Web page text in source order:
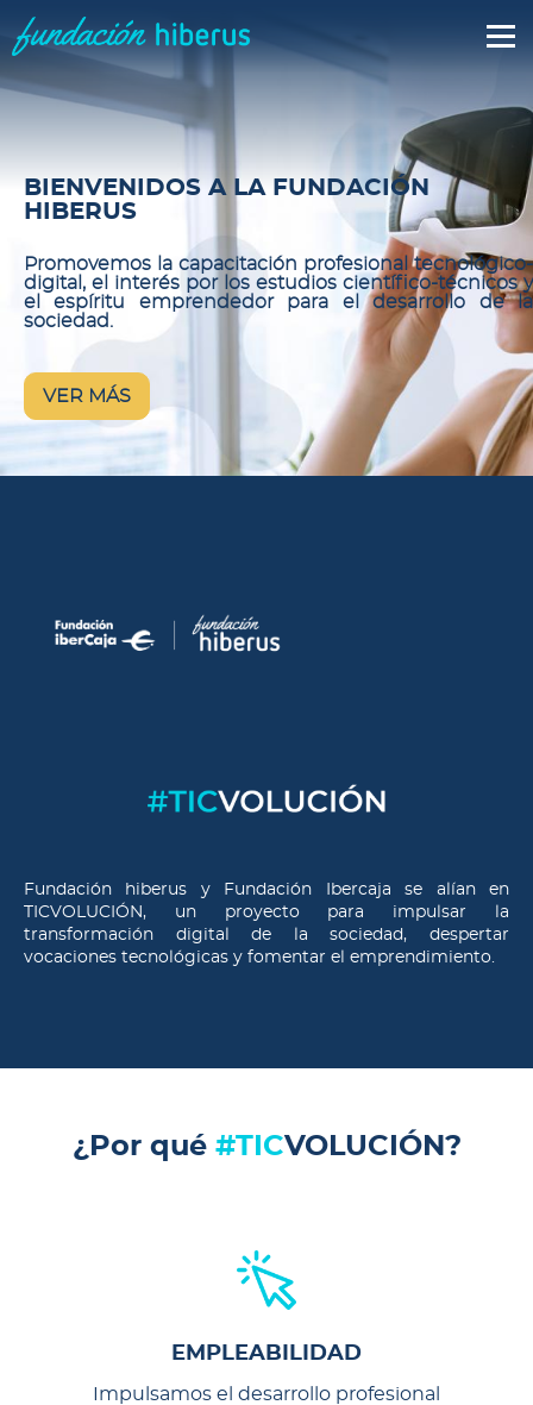
BIENVENIDOS A LA FUNDACIÓN
HIBERUS
Promovemos la capacitación profesional tecnológico-
digital, el interés por los estudios científico-técnicos y
el espíritu emprendedor para el desarrollo de la
sociedad.
VER MÁS
Fundación hiberus y Fundación Ibercaja se alían en
TICVOLUCIÓN, un proyecto para impulsar la
transformación digital de la sociedad, despertar
vocaciones tecnológicas y fomentar el emprendimiento.
¿Por qué #TICVOLUCIÓN ?
EMPLEABILIDAD
Impulsamos el desarrollo profesional